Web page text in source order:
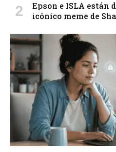
Epson e ISLA están
icónico meme de